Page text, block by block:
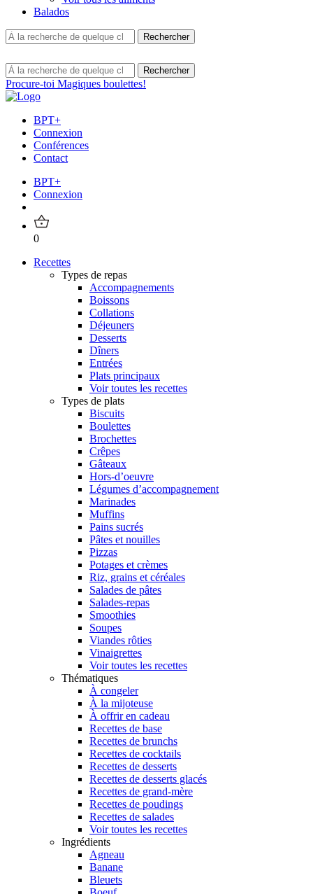
Balados
Procure-toi Magiques boulettes!
BPT+
Connexion
Conférences
Contact
BPT+
Connexion
0
Recettes
Types de repas
Accompagnements
Boissons
Collations
Déjeuners
Desserts
Dîners
Entrées
Plats principaux
Voir toutes les recettes
Types de plats
Biscuits
Boulettes
Brochettes
Crêpes
Gâteaux
Hors-d’oeuvre
Légumes d’accompagnement
Marinades
Muffins
Pains sucrés
Pâtes et nouilles
Pizzas
Potages et crèmes
Riz, grains et céréales
Salades de pâtes
Salades-repas
Smoothies
Soupes
Viandes rôties
Vinaigrettes
Voir toutes les recettes
Thématiques
À congeler
À la mijoteuse
À offrir en cadeau
Recettes de base
Recettes de brunchs
Recettes de cocktails
Recettes de desserts
Recettes de desserts glacés
Recettes de grand-mère
Recettes de poudings
Recettes de salades
Voir toutes les recettes
Ingrédients
Agneau
Banane
Bleuets